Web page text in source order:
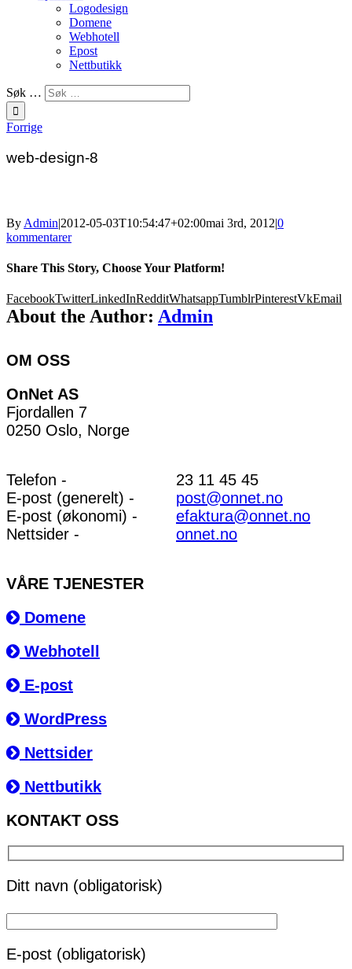
Logodesign
Domene
Webhotell
Epost
Nettbutikk
Søk …
Forrige
web-design-8
By Admin|2012-05-03T10:54:47+02:00mai 3rd, 2012|0
kommentarer
Share This Story, Choose Your Platform!
FacebookTwitterLinkedInRedditWhatsappTumblrPinterestVkEmail
About the Author: Admin
OM OSS
OnNet AS
Fjordallen 7
0250 Oslo, Norge
Telefon -
E-post (generelt) -
E-post (økonomi) -
Nettsider -
23 11 45 45
post@onnet.no
efaktura@onnet.no
onnet.no
VÅRE TJENESTER
Domene
Webhotell
E-post
WordPress
Nettsider
Nettbutikk
KONTAKT OSS
Ditt navn (obligatorisk)
E-post (obligatorisk)